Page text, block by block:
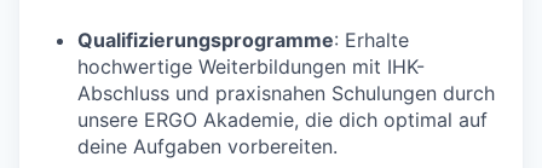
Qualifizierungsprogramme: Erhalte
hochwertige Weiterbildungen mit IHK-
Abschluss und praxisnahen Schulungen durch
unsere ERGO Akademie, die dich optimal auf
deine Aufgaben vorbereiten.